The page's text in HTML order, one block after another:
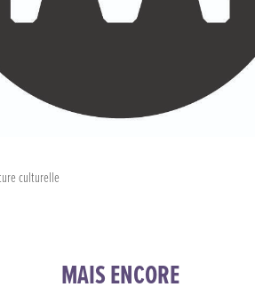
culturelle
MAIS ENCORE